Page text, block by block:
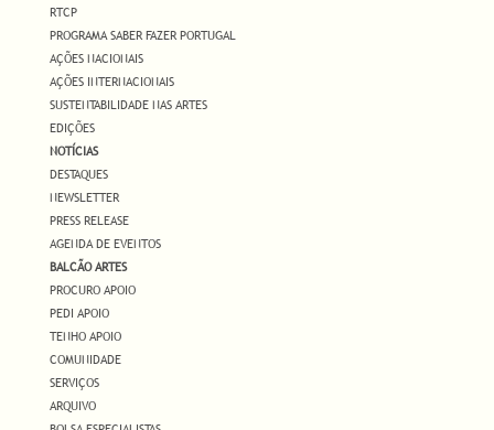
RTCP
PROGRAMA SABER FAZER PORTUGAL
AÇÕES NACIONAIS
AÇÕES INTERNACIONAIS
SUSTENTABILIDADE NAS ARTES
EDIÇÕES
NOTÍCIAS
DESTAQUES
NEWSLETTER
PRESS RELEASE
AGENDA DE EVENTOS
BALCÃO ARTES
PROCURO APOIO
PEDI APOIO
TENHO APOIO
COMUNIDADE
SERVIÇOS
ARQUIVO